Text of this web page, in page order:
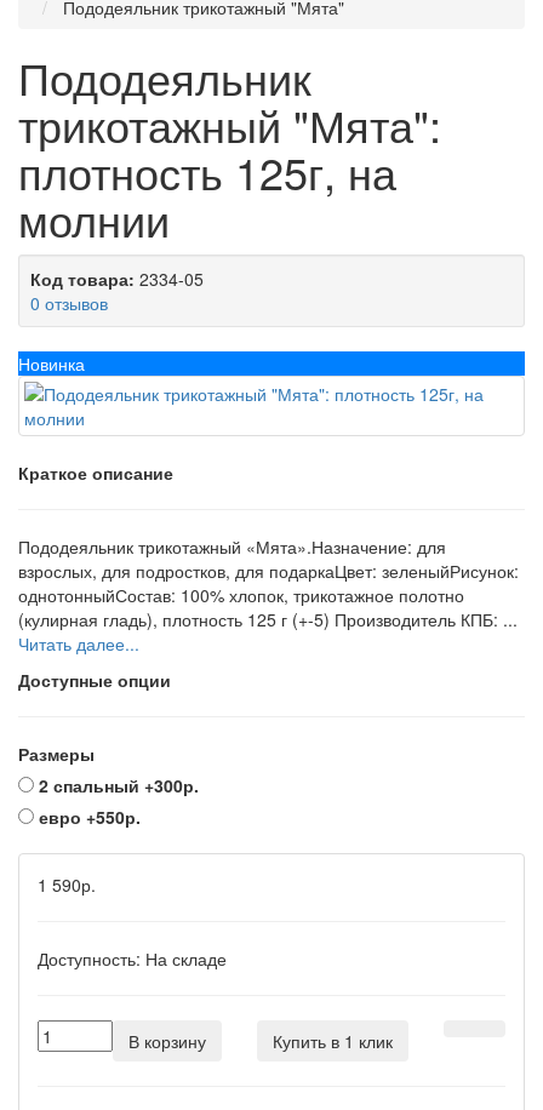
Пододеяльник трикотажный "Мята"
Пододеяльник
трикотажный "Мята":
плотность 125г, на
молнии
Код товара: 2334-05
0 отзывов
Новинка
Краткое описание
Пододеяльник трикотажный «Мята».Назначение: для
взрослых, для подростков, для подаркаЦвет: зеленыйРисунок:
однотонныйСостав: 100% хлопок, трикотажное полотно
(кулирная гладь), плотность 125 г (+-5) Производитель КПБ: ...
Читать далее...
Доступные опции
Размеры
2 спальный +300р.
евро +550р.
1 590р.
Доступность: На складе
В корзину Купить в 1 клик